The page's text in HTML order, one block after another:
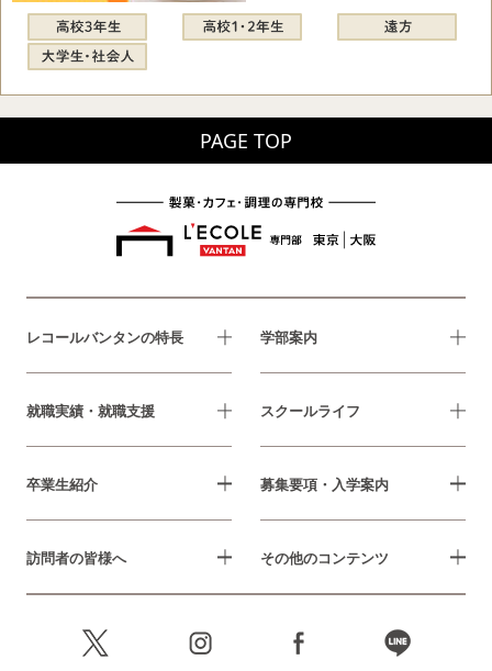
PAGE TOP
レコールバンタンの特長 学部案内
就職実績・就職支援 スクールライフ
卒業生紹介 募集要項・入学案内
訪問者の皆様へ その他のコンテンツ